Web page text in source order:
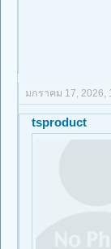
มกราคม 17, 2026,
tsproduct